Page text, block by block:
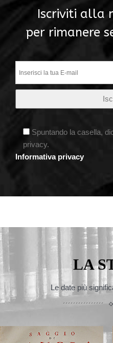
Iscriviti alla
per rimanere
Spuntando la casella,
privacy.
Informativa privacy
LA
Le date più